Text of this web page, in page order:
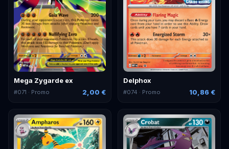
Mega Zygarde ex
#071 · Promo 2,00 €
Delphox
#074 · Promo 10,86 €